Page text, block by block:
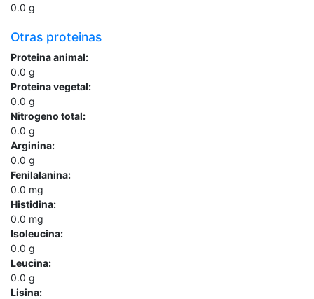
0.0 g
Otras proteinas
Proteina animal:
0.0 g
Proteina vegetal:
0.0 g
Nitrogeno total:
0.0 g
Arginina:
0.0 g
Fenilalanina:
0.0 mg
Histidina:
0.0 mg
Isoleucina:
0.0 g
Leucina:
0.0 g
Lisina: